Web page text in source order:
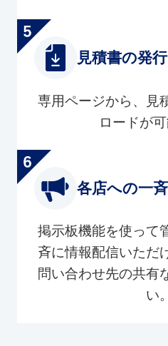
見積書の発行
専用ページから、見
ロードが可
各店への一
掲示板機能を使って
斉に情報配信いただ
問い合わせ先の共有
い。